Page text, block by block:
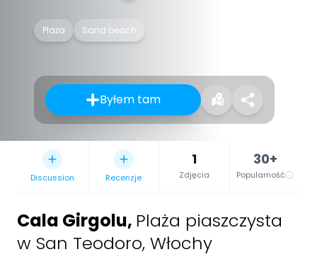
Plaża Sand beach
Byłem tam
Discussion Recenzje
1
Zdjęcia
30+
Popularność
Cala Girgolu, Plaża piaszczysta
w San Teodoro, Włochy